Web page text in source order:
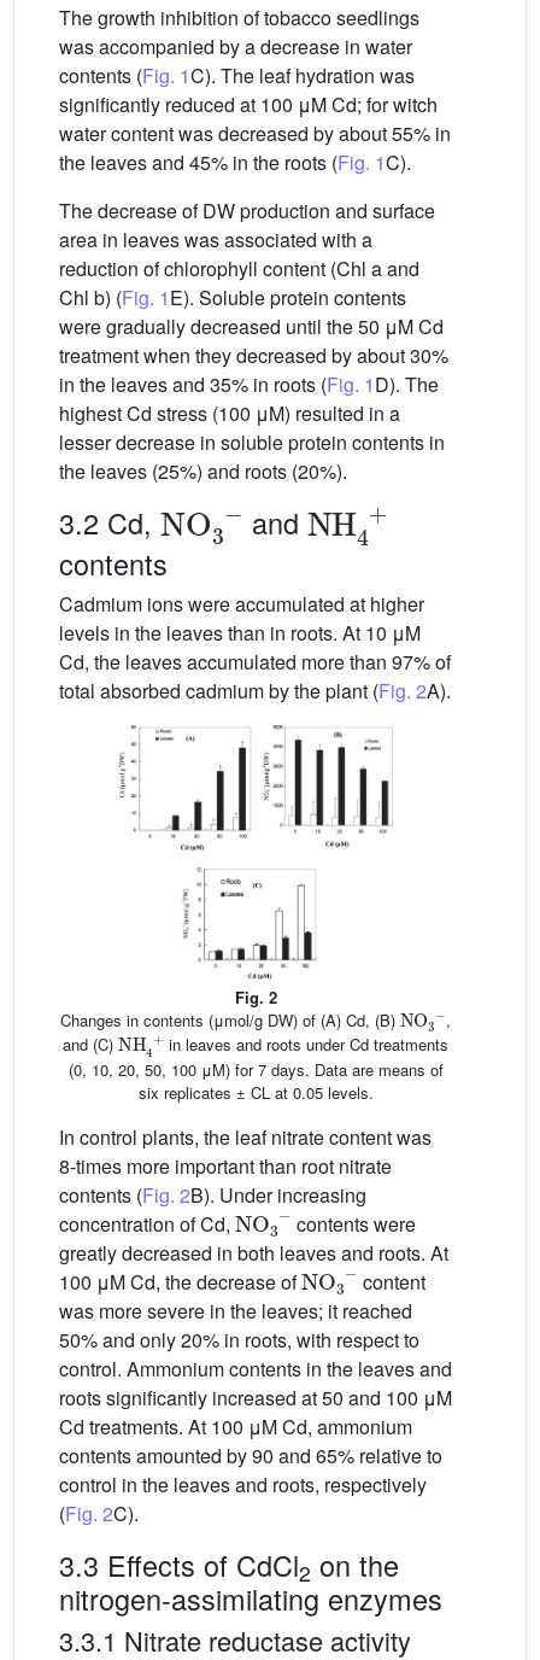
The growth inhibition of tobacco seedlings
was accompanied by a decrease in water
contents (Fig. 1C). The leaf hydration was
significantly reduced at 100 μM Cd; for witch
water content was decreased by about 55% in
the leaves and 45% in the roots (Fig. 1C).
The decrease of DW production and surface
area in leaves was associated with a
reduction of chlorophyll content (Chl a and
Chl b) (Fig. 1E). Soluble protein contents
were gradually decreased until the 50 μM Cd
treatment when they decreased by about 30%
in the leaves and 35% in roots (Fig. 1D). The
highest Cd stress (100 μM) resulted in a
lesser decrease in soluble protein contents in
the leaves (25%) and roots (20%).
3.2 Cd,
NO
and
NH +
contents
Cadmium ions were accumulated at higher
levels in the leaves than in roots. At 10 μM
Cd, the leaves accumulated more than 97% of
total absorbed cadmium by the plant (Fig. 2A).
Fig. 2
Changes in contents (μmol/g DW) of (A) Cd, (B)
,
and (C)
NH4+
in leaves and roots under Cd treatments
(0, 10, 20, 50, 100 μM) for 7 days. Data are means of
six replicates ± CL at 0.05 levels.
In control plants, the leaf nitrate content was
8-times more important than root nitrate
contents (Fig. 2B). Under increasing
concentration of Cd,
NO3−
contents were
greatly decreased in both leaves and roots. At
100 μM Cd, the decrease of
NO3−
content
was more severe in the leaves; it reached
50% and only 20% in roots, with respect to
control. Ammonium contents in the leaves and
roots significantly increased at 50 and 100 μM
Cd treatments. At 100 μM Cd, ammonium
contents amounted by 90 and 65% relative to
control in the leaves and roots, respectively
(Fig. 2C).
3.3 Effects of CdCl2 on the
nitrogen-assimilating enzymes
3.3.1 Nitrate reductase activity